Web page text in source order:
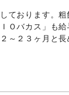
ております。粗
Ｏバカス」も給
～２３ヶ月と長